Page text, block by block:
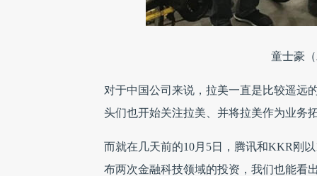
童士豪
对于中国公司来说，拉美一直是比较遥远
头们也开始关注拉美、并将拉美作为业务
而就在几天前的10月5日，腾讯和KKR刚
布两次金融科技领域的投资，我们也能看